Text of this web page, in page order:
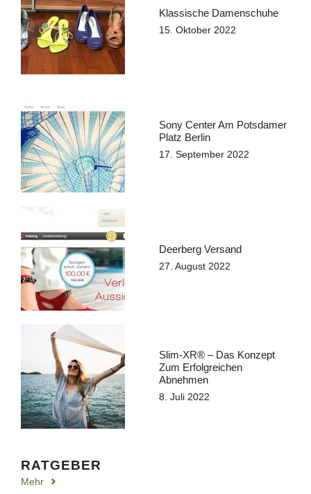
Klassische Damenschuhe
15. Oktober 2022
Sony Center Am Potsdamer
Platz Berlin
17. September 2022
Deerberg Versand
27. August 2022
Slim-XR® – Das Konzept
Zum Erfolgreichen
Abnehmen
8. Juli 2022
RATGEBER
Mehr